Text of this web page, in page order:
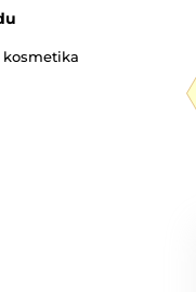
kosmetika